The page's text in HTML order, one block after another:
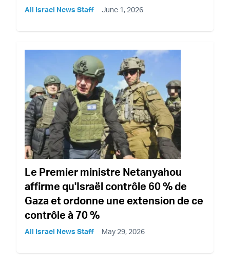
All Israel News Staff June 1, 2026
Le Premier ministre Netanyahou
affirme qu'Israël contrôle 60 % de
Gaza et ordonne une extension de ce
contrôle à 70 %
All Israel News Staff May 29, 2026